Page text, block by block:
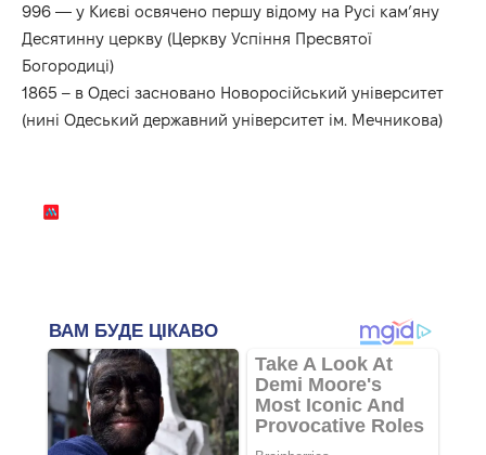
996 — у Києві освячено першу відому на Русі кам’яну
Десятинну церкву (Церкву Успіння Пресвятої
Богородиці)
1865 – в Одесі засновано Новоросійський університет
(нині Одеський державний університет ім. Мечникова)